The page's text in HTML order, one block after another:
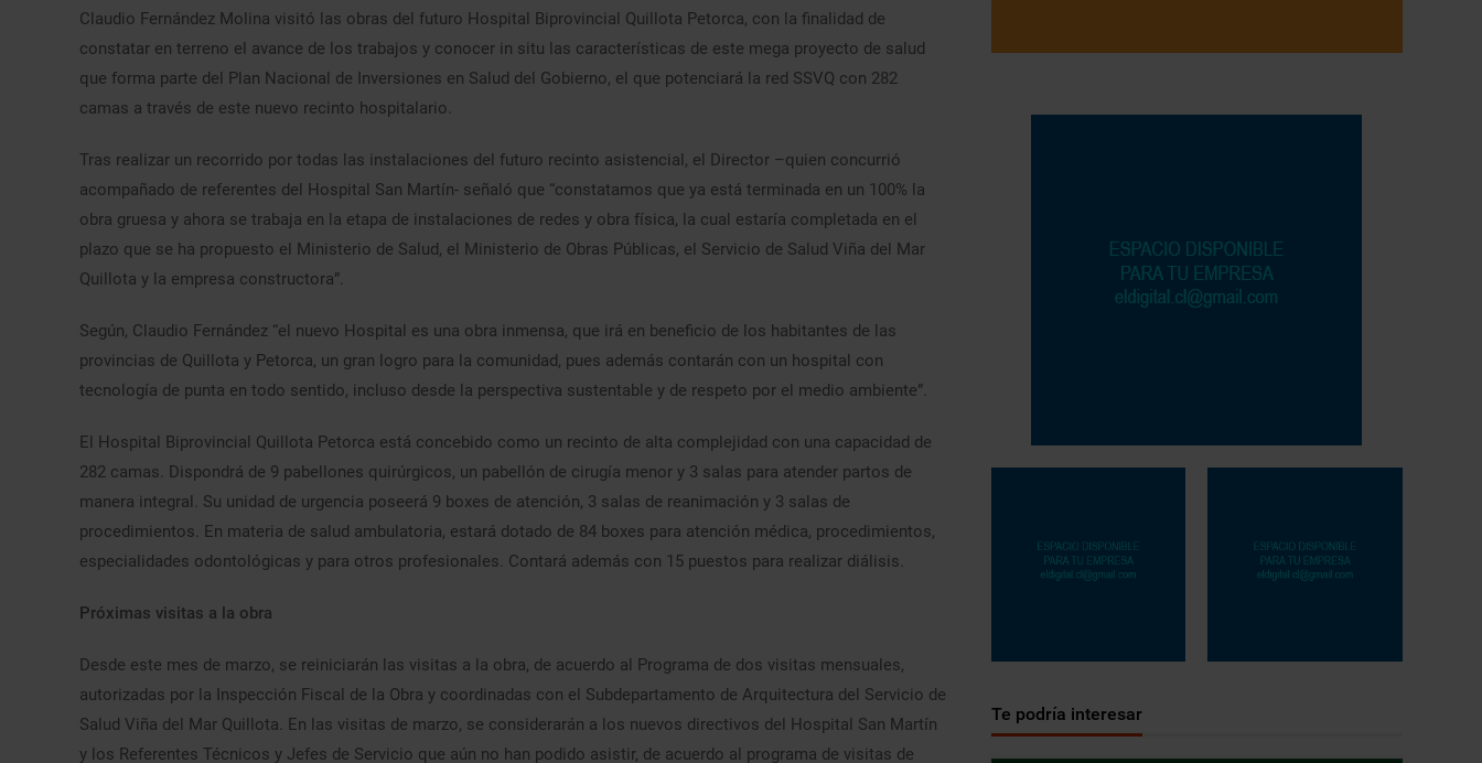
Claudio Fernández Molina visitó las obras del futuro Hospital Biprovincial Quillota Petorca, con la finalidad de
constatar en terreno el avance de los trabajos y conocer in situ las características de este mega proyecto de salud
que forma parte del Plan Nacional de Inversiones en Salud del Gobierno, el que potenciará la red SSVQ con 282
camas a través de este nuevo recinto hospitalario.
Tras realizar un recorrido por todas las instalaciones del futuro recinto asistencial, el Director –quien concurrió
acompañado de referentes del Hospital San Martín- señaló que “constatamos que ya está terminada en un 100% la
obra gruesa y ahora se trabaja en la etapa de instalaciones de redes y obra física, la cual estaría completada en el
plazo que se ha propuesto el Ministerio de Salud, el Ministerio de Obras Públicas, el Servicio de Salud Viña del Mar
Quillota y la empresa constructora”.
Según, Claudio Fernández “el nuevo Hospital es una obra inmensa, que irá en beneficio de los habitantes de las
provincias de Quillota y Petorca, un gran logro para la comunidad, pues además contarán con un hospital con
tecnología de punta en todo sentido, incluso desde la perspectiva sustentable y de respeto por el medio ambiente”.
El Hospital Biprovincial Quillota Petorca está concebido como un recinto de alta complejidad con una capacidad de
282 camas. Dispondrá de 9 pabellones quirúrgicos, un pabellón de cirugía menor y 3 salas para atender partos de
manera integral. Su unidad de urgencia poseerá 9 boxes de atención, 3 salas de reanimación y 3 salas de
procedimientos. En materia de salud ambulatoria, estará dotado de 84 boxes para atención médica, procedimientos,
especialidades odontológicas y para otros profesionales. Contará además con 15 puestos para realizar diálisis.
Próximas visitas a la obra
Desde este mes de marzo, se reiniciarán las visitas a la obra, de acuerdo al Programa de dos visitas mensuales,
autorizadas por la Inspección Fiscal de la Obra y coordinadas con el Subdepartamento de Arquitectura del Servicio de
Salud Viña del Mar Quillota. En las visitas de marzo, se considerarán a los nuevos directivos del Hospital San Martín
y los Referentes Técnicos y Jefes de Servicio que aún no han podido asistir, de acuerdo al programa de visitas de
Te podría interesar